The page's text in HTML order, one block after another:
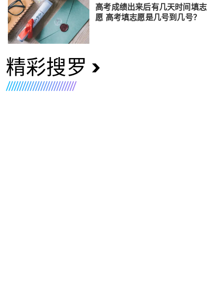
高考成绩出来后有几天时间填志
愿 高考填志愿是几号到几号？
精彩搜罗